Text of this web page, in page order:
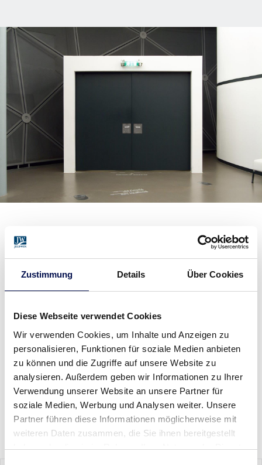
Zustimmung Details Über Cookies
Diese Webseite verwendet Cookies
Wir verwenden Cookies, um Inhalte und Anzeigen zu
personalisieren, Funktionen für soziale Medien anbieten
zu können und die Zugriffe auf unsere Website zu
analysieren. Außerdem geben wir Informationen zu Ihrer
Verwendung unserer Website an unsere Partner für
soziale Medien, Werbung und Analysen weiter. Unsere
Partner führen diese Informationen möglicherweise mit
weiteren Daten zusammen, die Sie ihnen bereitgestellt
haben oder die sie im Rahmen Ihrer Nutzung der Dienste
PREMIUM US631 & US632 | EI
Eine auffallend schöne Tür für alle Einsatzbereiche, wo auf
besondere gestalterische und funktionale Qualität Wert
gelegt wird. Im öffentlichen Raum, in
durch ihr hohes Maß an Sicherheit. An
Ausstattungsoptionen stehen Ihnen Schall-, Wärme-, Feuer-
und Rauchschutz ebenso zur Verfügung, wie Paniksysteme
und eine umfangreiche Auswahl an Schlossvarianten.